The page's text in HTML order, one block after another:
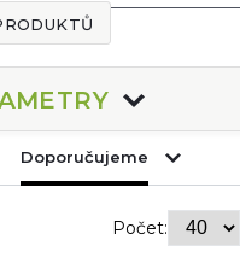
Doporučujeme
Počet: